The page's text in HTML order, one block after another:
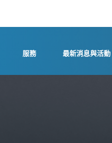
服務 最新消息與活動